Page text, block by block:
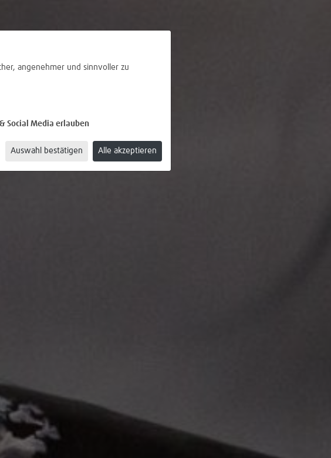
angenehmer und sinnvoller zu
Social Media erlauben
Auswahl bestätigen Alle akzeptieren